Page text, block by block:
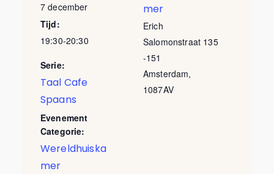
7 december
Tijd:
19:30-20:30
Serie:
Taal Cafe
Spaans
Evenement
Categorie:
Wereldhuiska
mer
mer
Erich
Salomonstraat 135
-151
Amsterdam,
1087AV